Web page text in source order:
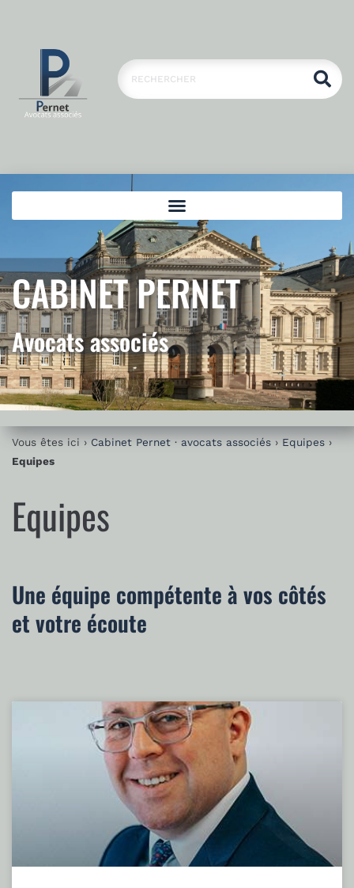
CABINET PERNET
Avocats associés
Vous êtes ici › Cabinet Pernet · avocats associés › Equipes ›
Equipes
Equipes
Une équipe compétente à vos côtés
et votre écoute